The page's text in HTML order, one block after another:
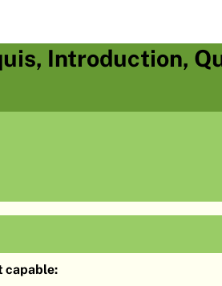
Introduction,
capable: